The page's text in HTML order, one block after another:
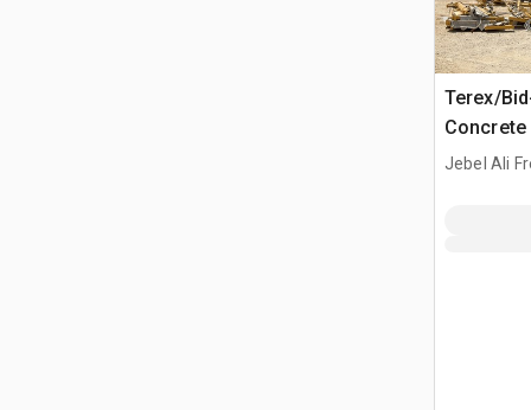
Terex/
Concrete
Jebel Ali